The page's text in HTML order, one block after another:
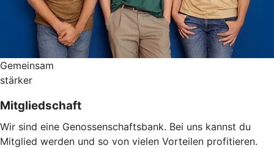
Gemeinsam
stärker
Mitgliedschaft
Wir sind eine Genossenschaftsbank. Bei uns kannst du
Mitglied werden und so von vielen Vorteilen profitieren.